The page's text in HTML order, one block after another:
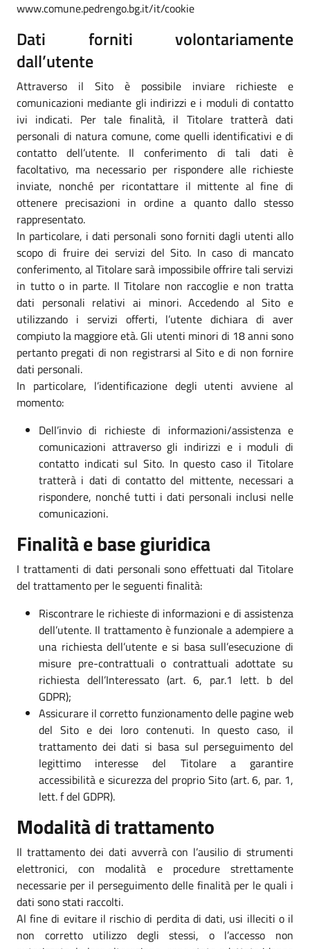
www.comune.pedrengo.bg.it/it/cookie
Dati forniti volontariamente
dall’utente
Attraverso il Sito è possibile inviare richieste e
comunicazioni mediante gli indirizzi e i moduli di contatto
ivi indicati. Per tale finalità, il Titolare tratterà dati
personali di natura comune, come quelli identificativi e di
contatto dell’utente. Il conferimento di tali dati è
facoltativo, ma necessario per rispondere alle richieste
inviate, nonché per ricontattare il mittente al fine di
ottenere precisazioni in ordine a quanto dallo stesso
rappresentato.
In particolare, i dati personali sono forniti dagli utenti allo
scopo di fruire dei servizi del Sito. In caso di mancato
conferimento, al Titolare sarà impossibile offrire tali servizi
in tutto o in parte. Il Titolare non raccoglie e non tratta
dati personali relativi ai minori. Accedendo al Sito e
utilizzando i servizi offerti, l’utente dichiara di aver
compiuto la maggiore età. Gli utenti minori di 18 anni sono
pertanto pregati di non registrarsi al Sito e di non fornire
dati personali.
In particolare, l’identificazione degli utenti avviene al
momento:
Dell’invio di richieste di informazioni/assistenza e
comunicazioni attraverso gli indirizzi e i moduli di
contatto indicati sul Sito. In questo caso il Titolare
tratterà i dati di contatto del mittente, necessari a
rispondere, nonché tutti i dati personali inclusi nelle
comunicazioni.
Finalità e base giuridica
I trattamenti di dati personali sono effettuati dal Titolare
del trattamento per le seguenti finalità:
Riscontrare le richieste di informazioni e di assistenza
dell’utente. Il trattamento è funzionale a adempiere a
una richiesta dell’utente e si basa sull’esecuzione di
misure pre-contrattuali o contrattuali adottate su
richiesta dell’Interessato (art. 6, par.1 lett. b del
GDPR);
Assicurare il corretto funzionamento delle pagine web
del Sito e dei loro contenuti. In questo caso, il
trattamento dei dati si basa sul perseguimento del
legittimo interesse del Titolare a garantire
accessibilità e sicurezza del proprio Sito (art. 6, par. 1,
lett. f del GDPR).
Modalità di trattamento
Il trattamento dei dati avverrà con l’ausilio di strumenti
elettronici, con modalità e procedure strettamente
necessarie per il perseguimento delle finalità per le quali i
dati sono stati raccolti.
Al fine di evitare il rischio di perdita di dati, usi illeciti o il
non corretto utilizzo degli stessi, o l’accesso non